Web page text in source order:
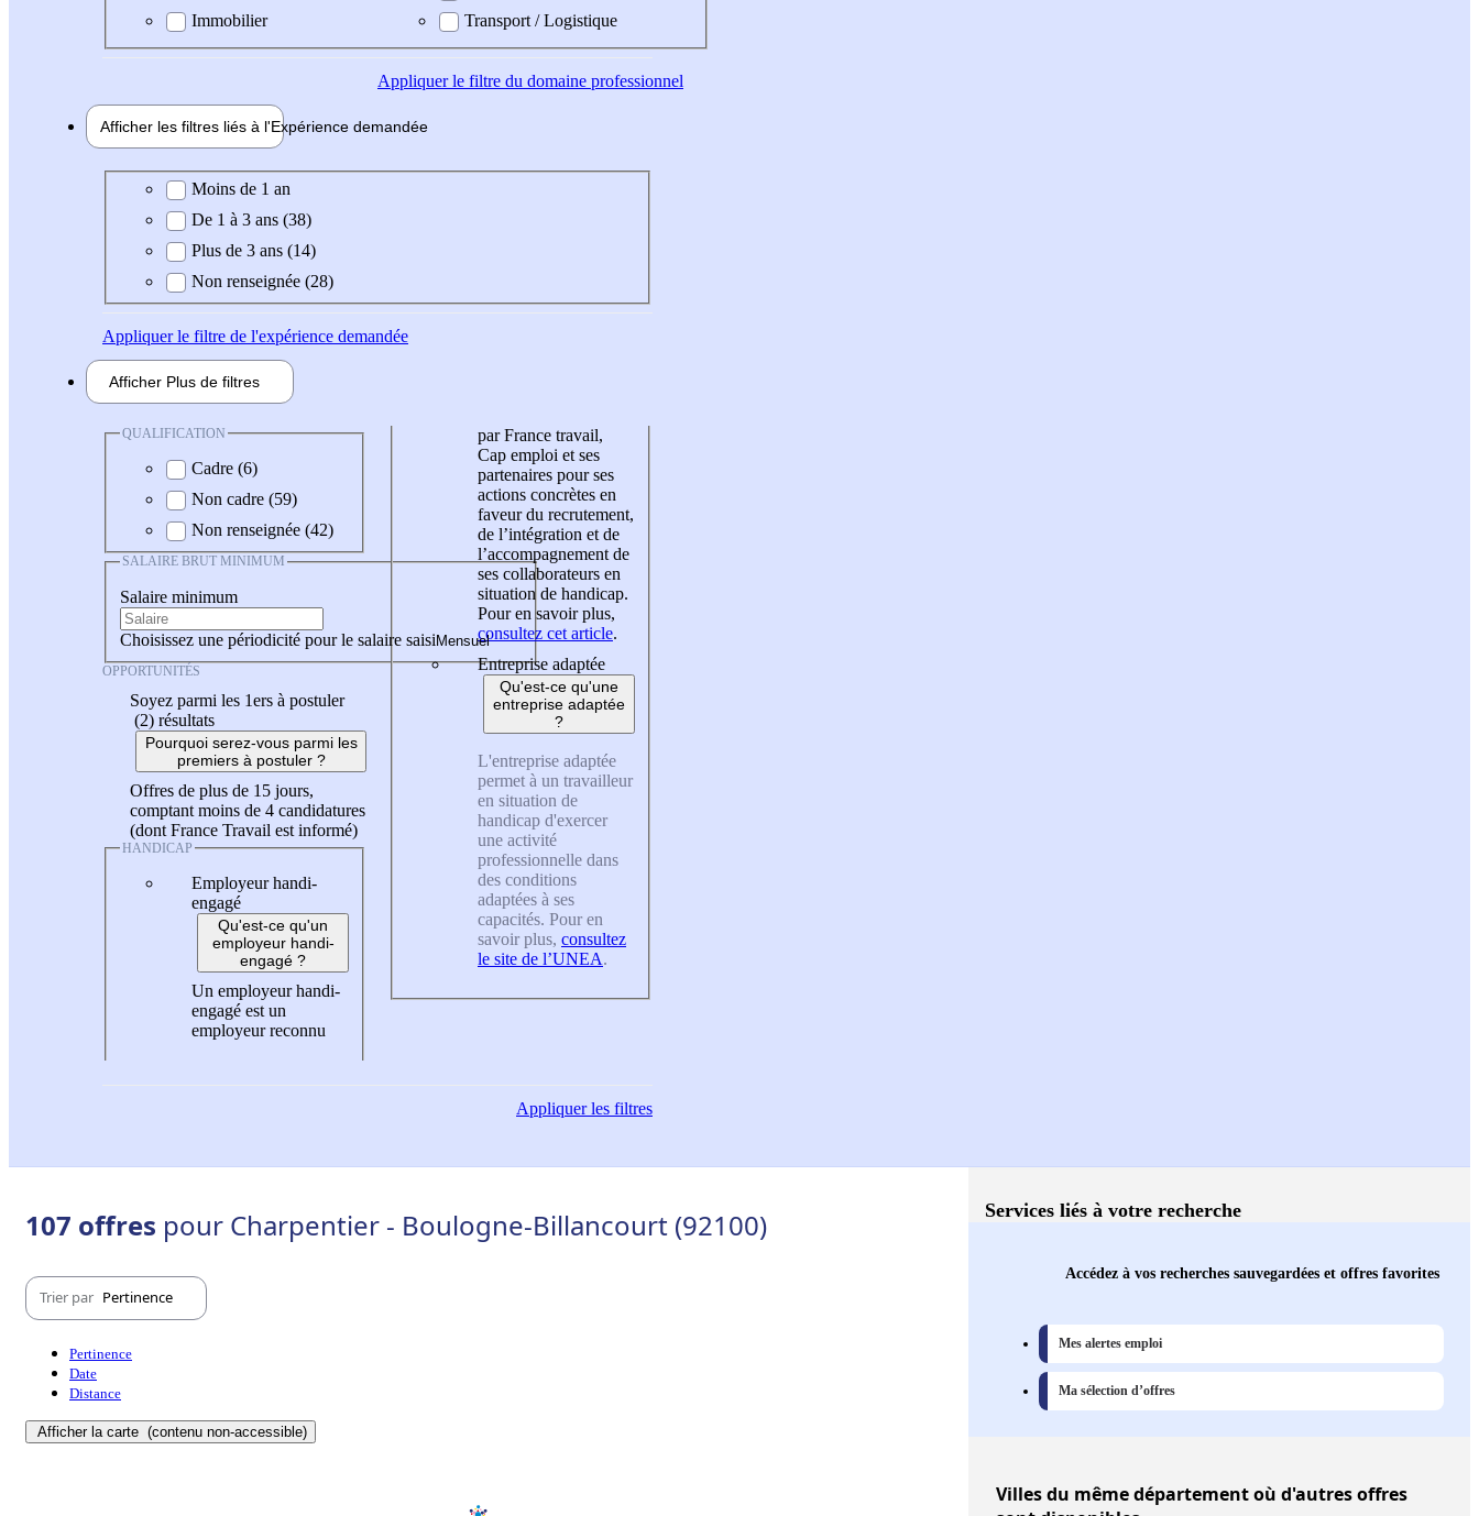
Immobilier
Transport / Logistique
Appliquerle filtre du domaine professionnel
Afficher les filtres liés à l'Expérience demandée
Expérience demandée
Moins de 1 an
De 1 à 3 ans (38)
Plus de 3 ans (14)
Non renseignée (28)
Appliquerle filtre de l'expérience demandée
Afficher Plus de filtres
QUALIFICATION
Cadre (6)
Non cadre (59)
Non renseignée (42)
SALAIRE BRUT MINIMUM
Salaire minimum
Choisissez une périodicité pour le salaire saisi
OPPORTUNITÉS
Soyez parmi les 1ers à postuler
(2) résultats
Pourquoi serez-vous parmi les
premiers à postuler ?
Offres de plus de 15 jours,
comptant moins de 4 candidatures
(dont France Travail est informé)
HANDICAP
Employeur handi-
engagé
Qu'est-ce qu'un
employeur handi-
engagé ?
Un employeur handi-
engagé est un
employeur reconnu
par France travail,
Cap emploi et ses
partenaires pour ses
actions concrètes en
faveur du recrutement,
de l’intégration et de
l’accompagnement de
ses collaborateurs en
situation de handicap.
Pour en savoir plus,
consultez cet article.
Entreprise adaptée
Qu'est-ce qu'une
entreprise adaptée
?
L'entreprise adaptée
permet à un travailleur
en situation de
handicap d'exercer
une activité
professionnelle dans
des conditions
adaptées à ses
capacités. Pour en
savoir plus, consultez
le site de l’UNEA.
Appliquerles filtres
107 offres pour Charpentier - Boulogne-Billancourt (92100)
Trier par Pertinence
Pertinence
Date
Distance
Afficher la carte (contenu non-accessible)
Services liés à votre recherche
Accédez à vos recherches sauvegardées et offres favorites
Mes alertes emploi
Ma sélection d’offres
Villesdu même département où d'autres offres